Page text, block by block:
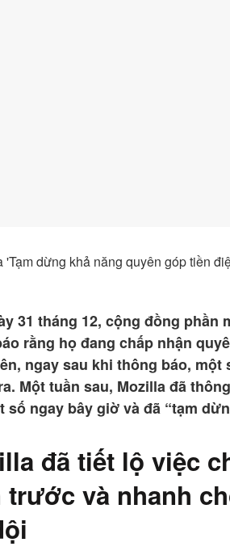
31 tháng 12, cộng đồng phần
rằng họ đang chấp nhận
ngay sau khi thông báo,
Một tuần sau, Mozilla đã
số ngay bây giờ và đã “tạm
đã tiết lộ việc
trước và nhanh